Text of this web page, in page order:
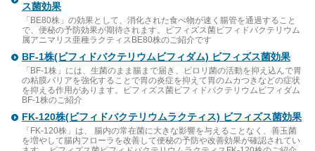
ス菌効果
「BE80株」の効果として、消化された食べ物が速く腸管を通過すること
で、便秘の予防効果が期待されます。ビフィズス菌ビフィドバクテリウム
属アニマリス亜種ラクティスBE80株のご紹介です
BF-1株(ビフィドバクテリウムビフィダム) ビフィズス菌効果
「BF-1株」には、生菌のまま腸まで届き、ピロリ菌の活動を抑え込んで胃
の粘膜バリアを強化することで胃の炎症を抑えて胃のムカつきなどの症状
を抑える作用があります。ビフィズス菌ビフィドバクテリウムビフィダム
BF-1株のご紹介
FK-120株(ビフィドバクテリウムラクティス) ビフィズス菌効果
「FK-120株」は、 腸内の常在菌に大きな影響を与えることなく、善玉菌
を増やして腸内フローラを改善して便秘の予防や改善効果が確認されてい